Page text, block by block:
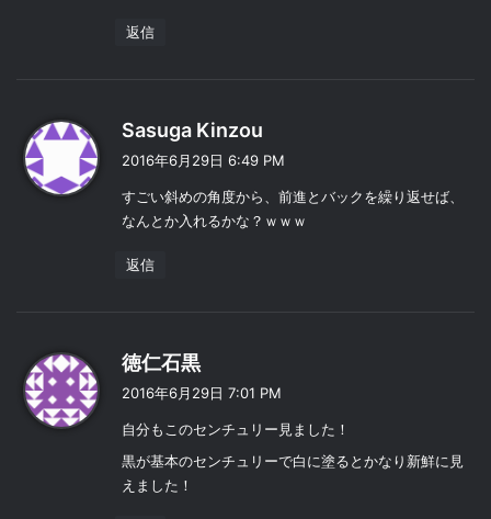
返信
Sasuga Kinzou
り
2016年6月29日 6:49 PM
すごい斜めの角度から、前進とバックを繰り返せば、
なんとか入れるかな？ｗｗｗ
返信
徳仁石黒
り
2016年6月29日 7:01 PM
自分もこのセンチュリー見ました！
黒が基本のセンチュリーで白に塗るとかなり新鮮に見
えました！